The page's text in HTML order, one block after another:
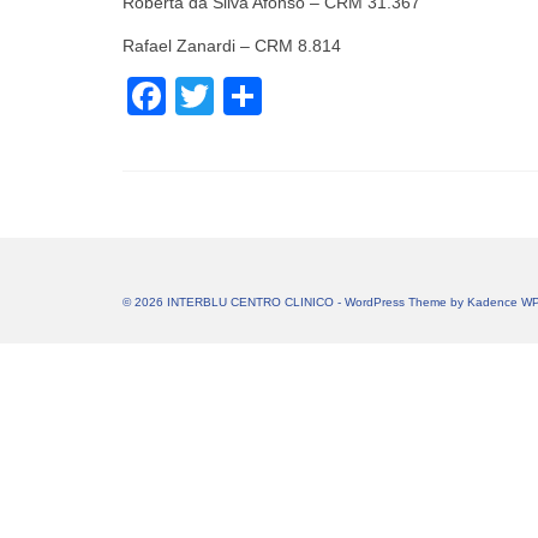
Rafael Zanardi – CRM 8.814
Facebook
Twitter
© 2026 INTERBLU CENTRO CLINICO - WordPress Theme by Kadence